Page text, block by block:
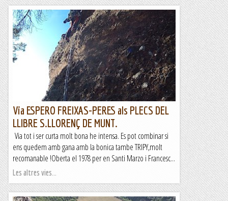
Via ESPERO FREIXAS-PERES als PLECS DEL
LLIBRE S.LLORENÇ DE MUNT.
Via tot i ser curta molt bona he intensa. Es pot combinar si
ens quedem amb gana amb la bonica tambe TRIPY,molt
recomanable !Oberta el 1978 per en Santi Marzo i Francesc...
Les altres vies...